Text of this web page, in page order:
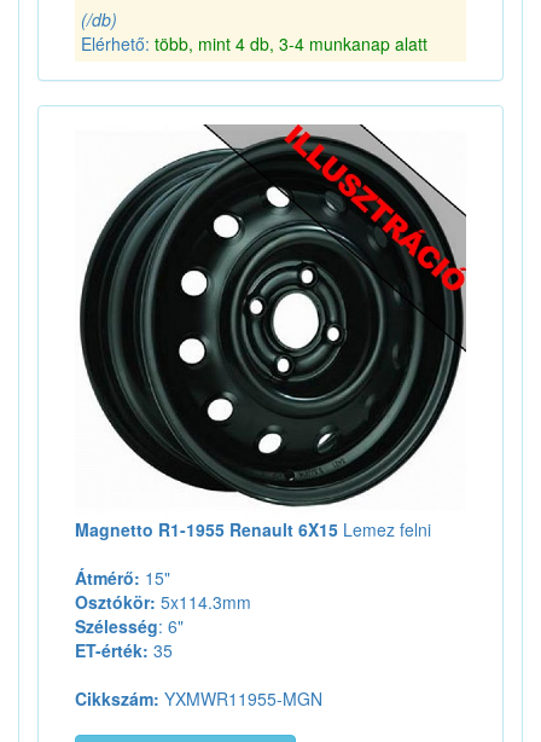
(/db)
Elérhető: több, mint 4 db, 3-4 munkanap alatt
Magnetto R1-1955 Renault 6X15 Lemez felni
Átmérő: 15"
Osztókör: 5x114.3mm
Szélesség: 6"
ET-érték: 35
Cikkszám: YXMWR11955-MGN